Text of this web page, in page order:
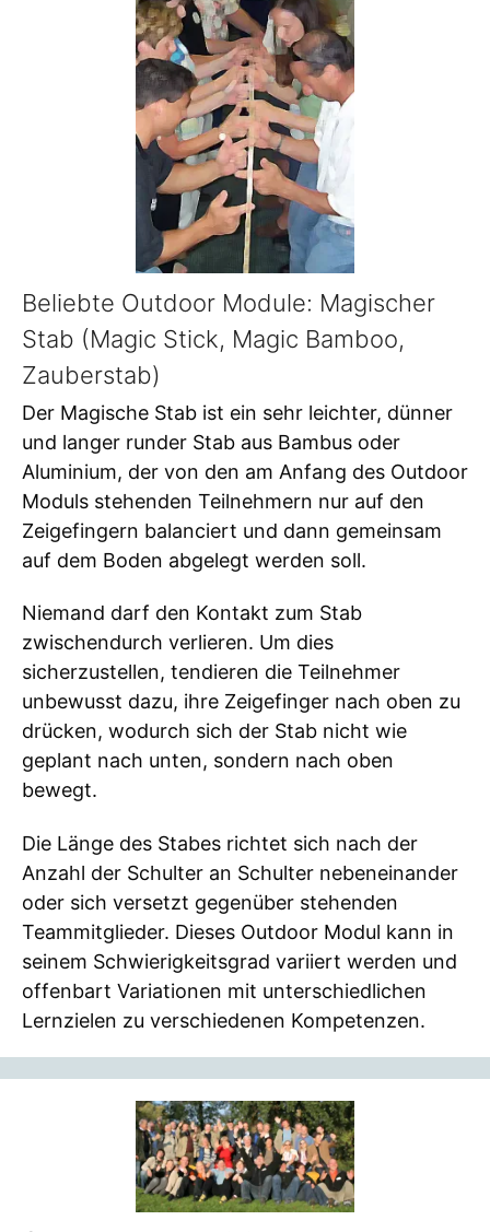
Beliebte Outdoor Module: Magischer
Stab (Magic Stick, Magic Bamboo,
Zauberstab)
Der Magische Stab ist ein sehr leichter, dünner
und langer runder Stab aus Bambus oder
Aluminium, der von den am Anfang des Outdoor
Moduls stehenden Teilnehmern nur auf den
Zeigefingern balanciert und dann gemeinsam
auf dem Boden abgelegt werden soll.
Niemand darf den Kontakt zum Stab
zwischendurch verlieren. Um dies
sicherzustellen, tendieren die Teilnehmer
unbewusst dazu, ihre Zeigefinger nach oben zu
drücken, wodurch sich der Stab nicht wie
geplant nach unten, sondern nach oben
bewegt.
Die Länge des Stabes richtet sich nach der
Anzahl der Schulter an Schulter nebeneinander
oder sich versetzt gegenüber stehenden
Teammitglieder. Dieses Outdoor Modul kann in
seinem Schwierigkeitsgrad variiert werden und
offenbart Variationen mit unterschiedlichen
Lernzielen zu verschiedenen Kompetenzen.